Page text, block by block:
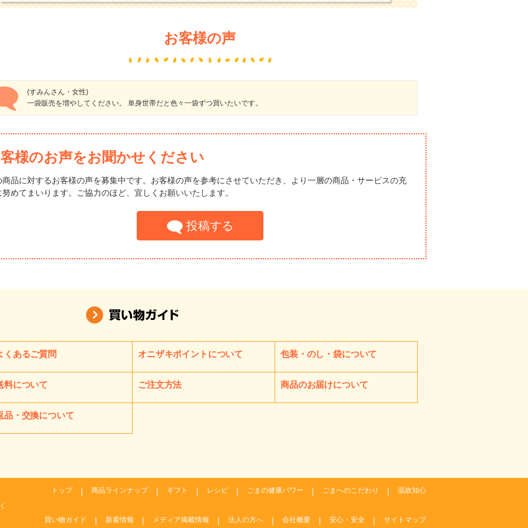
お客様の声
(すみんさん・女性)
一袋販売を増やしてください。 単身世帯だと色々一袋ずつ買いたいです。
様のお声をお聞かせください
商品に対するお客様の声を募集中です。お客様の声を参考にさせていただき、より一層の商品・サービスの充
努めてまいります。ご協力のほど、宜しくお願いいたします。
投稿する
くあるご質問 オニザキポイントについて 包装・のし・袋について
料について ご注文方法 商品のお届けについて
品・交換について
トップ 商品ラインナップ ギフト レシピ ごまの健康パワー ごまへのこだわり 温故知心
買い物ガイド 新着情報 メディア掲載情報 法人の方へ 会社概要 安心・安全 サイトマップ